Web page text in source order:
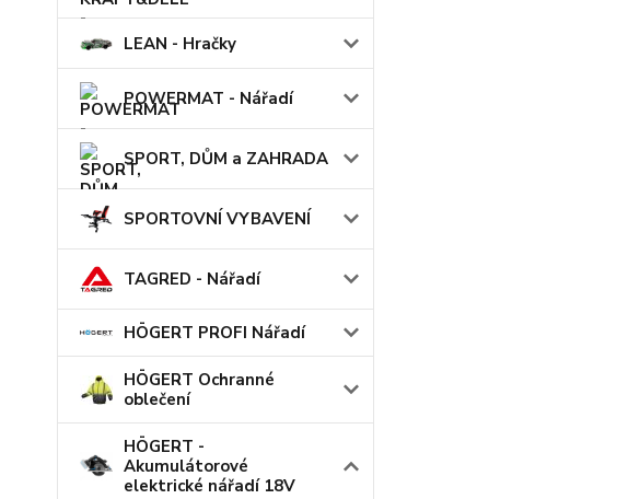
LEAN - Hračky
POWERMAT - Nářadí
SPORT, DŮM a ZAHRADA
SPORTOVNÍ VYBAVENÍ
TAGRED - Nářadí
HÖGERT PROFI Nářadí
HÖGERT Ochranné
oblečení
HÖGERT -
Akumulátorové
elektrické nářadí 18V